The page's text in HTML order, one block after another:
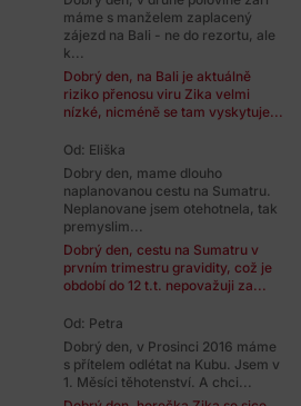
máme s manželem zaplacený
zájezd na Bali - ne do rezortu, ale
k...
Dobrý den, na Bali je aktuálně
riziko přenosu viru Zika velmi
nízké, nicméně se tam vyskytuje...
Od: Eliška
Dobry den, mame dlouho
naplanovanou cestu na Sumatru.
Neplanovane jsem otehotnela, tak
premyslim...
Dobrý den, cestu na Sumatru v
prvním trimestru gravidity, což je
období do 12 t.t. nepovažuji za...
Od: Petra
Dobrý den, v Prosinci 2016 máme
s přítelem odlétat na Kubu. Jsem v
1. Měsíci těhotenství. A chci...